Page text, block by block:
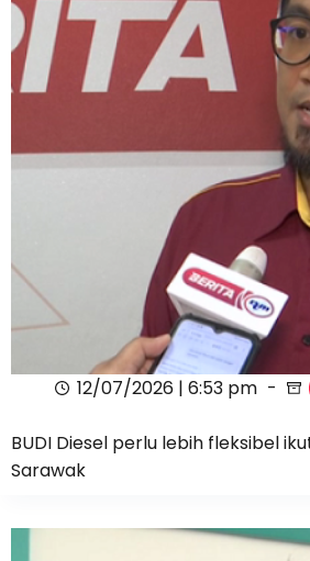
12/07/2026 | 6:53 pm
BUDI Diesel perlu lebih fleksibel
Sarawak